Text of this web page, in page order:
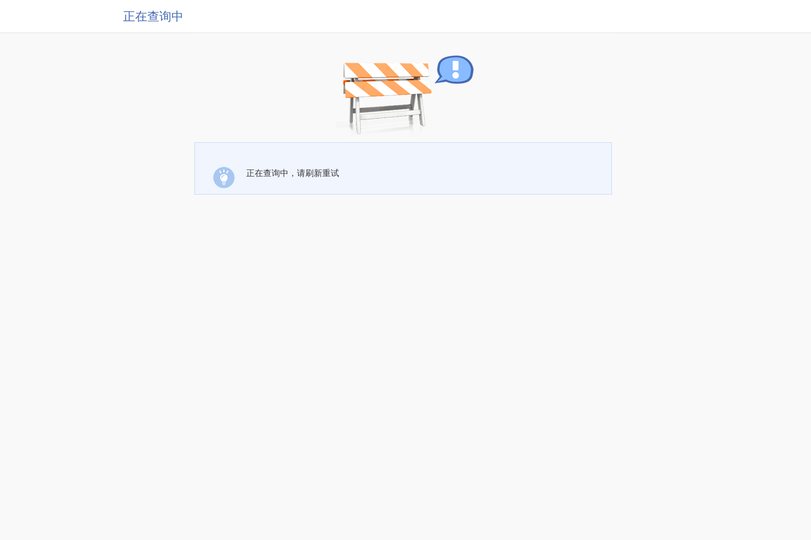
正在查询中
正在查询中，请刷新重试